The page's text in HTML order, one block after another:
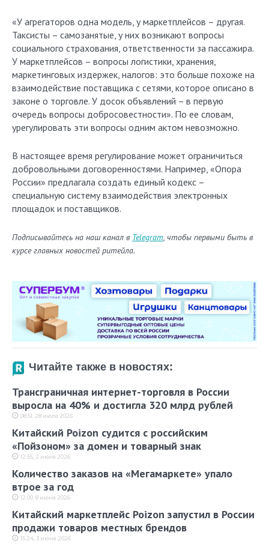
«У агрегаторов одна модель, у маркетплейсов – другая.
Таксисты – самозанятые, у них возникают вопросы
социального страхования, ответственности за пассажира.
У маркетплейсов – вопросы логистики, хранения,
маркетинговых издержек, налогов: это больше похоже на
взаимодействие поставщика с сетями, которое описано в
законе о торговле. У досок объявлений – в первую
очередь вопросы добросовестности». По ее словам,
урегулировать эти вопросы одним актом невозможно.
В настоящее время регулирование может ограничиться
добровольными договоренностями. Например, «Опора
России» предлагала создать единый кодекс –
специальную систему взаимодействия электронных
площадок и поставщиков.
Подписывайтесь на наш канал в Telegram, чтобы первыми быть в
курсе главных новостей ритейла.
Читайте также в новостях:
Трансграничная интернет-торговля в России
выросла на 40% и достигла 320 млрд рублей
08:51, 28 июля 2026
Китайский Poizon судится с российским
«Пойзоном» за домен и товарный знак
12:55, 2 июля 2026
Количество заказов на «Мегамаркете» упало
втрое за год
12:00, 8 июня 2026
Китайский маркетплейс Poizon запустил в России
продажи товаров местных брендов
15:24, 3 июня 2026